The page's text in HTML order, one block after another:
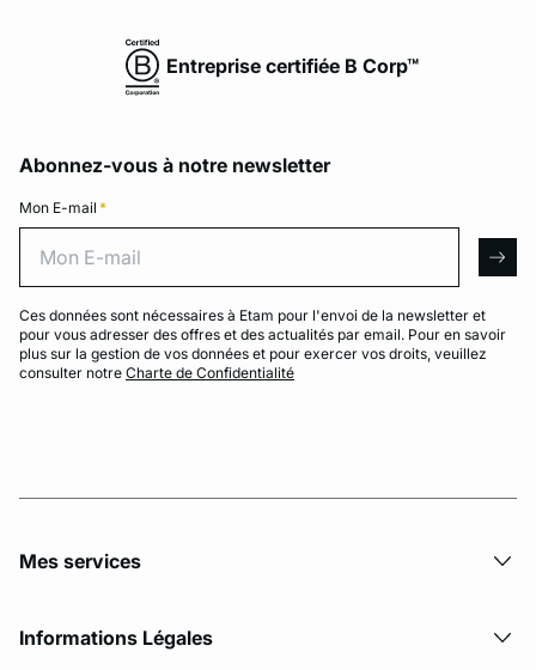
Entreprise certifiée B Corp™
Abonnez-vous à notre newsletter
Mon E-mail *
Ces données sont nécessaires à Etam pour l'envoi de la newsletter et
pour vous adresser des offres et des actualités par email. Pour en savoir
plus sur la gestion de vos données et pour exercer vos droits, veuillez
consulter notre Charte de Confidentialité
Mes services
Informations Légales